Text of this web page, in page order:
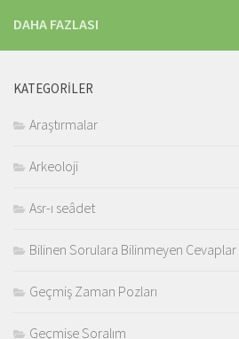
DAHA FAZLASI
KATEGORILER
Araştırmalar
Arkeoloji
Asr-ı seâdet
Bilinen Sorulara Bilinmeyen Cevaplar
Geçmiş Zaman Pozları
Geçmişe Soralım